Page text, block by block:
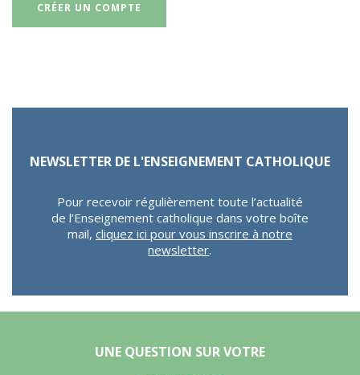
CRÉER UN COMPTE
NEWSLETTER DE L'ENSEIGNEMENT CATHOLIQUE
Pour recevoir régulièrement toute l’actualité
de l’Enseignement catholique dans votre boîte
mail, cliquez ici pour vous inscrire à notre
newsletter.
UNE QUESTION SUR VOTRE